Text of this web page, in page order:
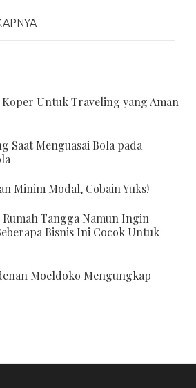
Untuk Traveling yang Aman
Saat Menguasai Bola pada
Minim Modal, Cobain Yuks!
Rumah Tangga Namun Ingin
Bisnis Ini Cocok Untuk
Moeldoko Mengungkap